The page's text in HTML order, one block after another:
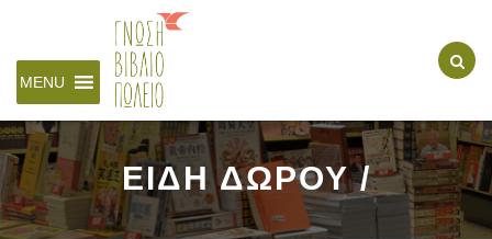
MENU
ΕΙΔΗ ΔΩΡΟΥ /